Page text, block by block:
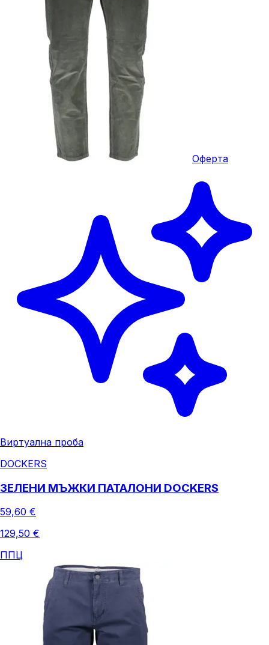
Оферта
Виртуална проба
DOCKERS
ЗЕЛЕНИ МЪЖКИ ПАТАЛОНИ DOCKERS
59,60 €
129,50 €
ППЦ